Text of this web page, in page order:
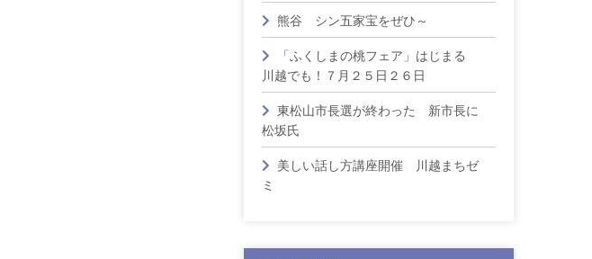
熊谷 シン五家宝をぜひ～
「ふくしまの桃フェア」はじまる
川越でも！７月２５日２６日
東松山市長選が終わった 新市長に
松坂氏
美しい話し方講座開催 川越まちゼ
ミ